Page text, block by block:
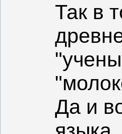
Так в
Да и